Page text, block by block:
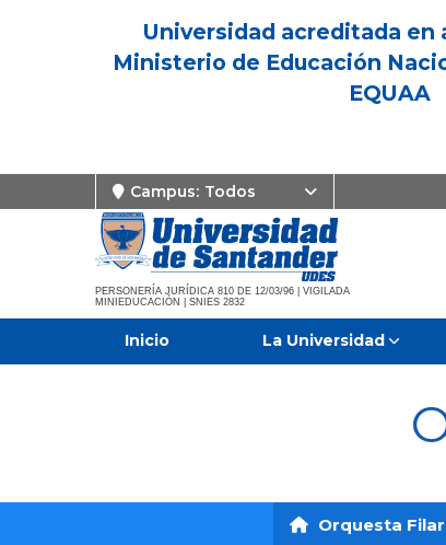
Universidad acreditada en
Ministerio de Educación
EQUAA
Campus: Todos
PERSONERÍA JURÍDICA 810 DE 12/03/96 | VIGILADA
MINIEDUCACIÓN | SNIES 2832
Inicio La Universidad
Orquesta